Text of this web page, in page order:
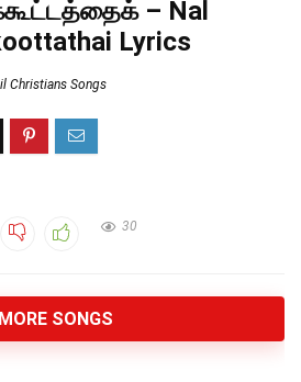
– Nal
Lyrics
Christians Songs
30
MORE SONGS